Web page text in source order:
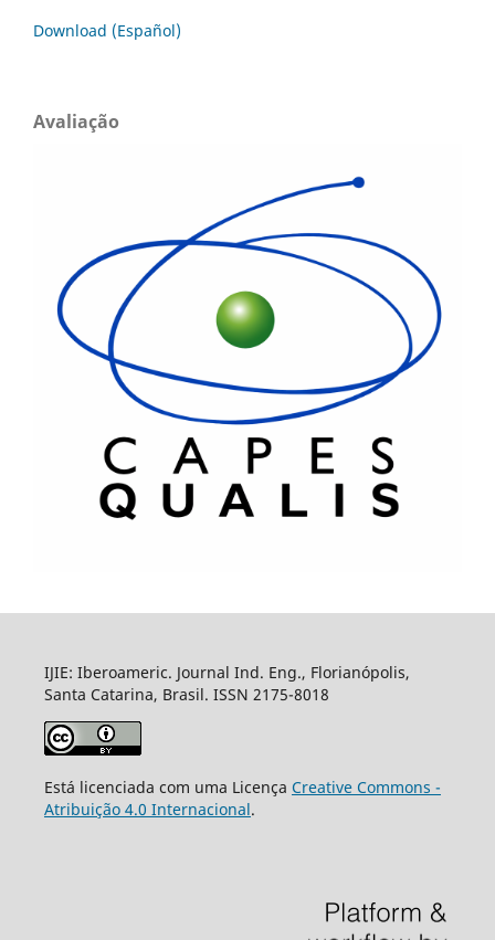
Download (Español)
Avaliação
IJIE: Iberoameric. Journal Ind. Eng., Florianópolis,
Santa Catarina, Brasil. ISSN 2175-8018
Está licenciada com uma Licença Creative Commons -
Atribuição 4.0 Internacional.